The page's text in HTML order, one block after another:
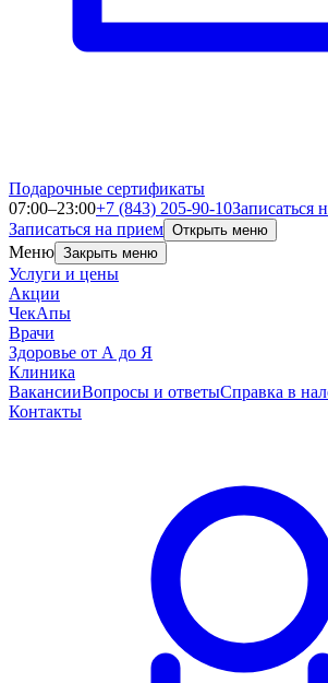
Подарочные сертификаты
07:00–23:00+7 (843) 205-90-10Записаться
Записаться на прием Открыть меню
Меню Закрыть меню
Услуги и цены
Акции
ЧекАпы
Врачи
Здоровье от А до Я
Клиника
ВакансииВопросы и ответыСправка в
Контакты